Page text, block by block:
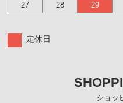
27
28 29
定休日
ショッ